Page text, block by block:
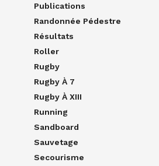
Publications
Randonnée Pédestre
Résultats
Roller
Rugby
Rugby À 7
Rugby À XIII
Running
Sandboard
Sauvetage
Secourisme